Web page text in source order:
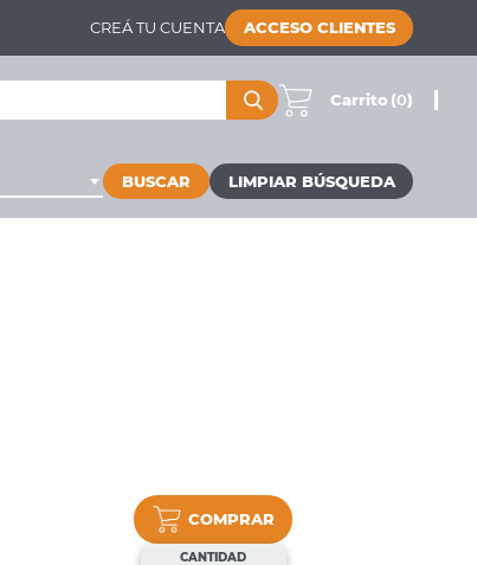
CREÁ TU CUENTA ACCESO CLIENTES
Carrito (0)
BUSCAR
COMPRAR
CANTIDAD